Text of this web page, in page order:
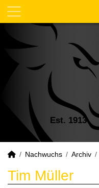
Est. 1913
Nachwuchs Archiv
Tim Müller